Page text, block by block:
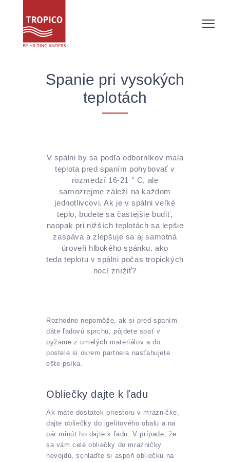
Spanie pri vysokých
teplotách
V spálni by sa podľa odborníkov mala
teplota pred spaním pohybovať v
rozmedzí 16-21 ° C, ale
samozrejme záleží na každom
jednotlivcovi. Ak je v spálni veľké
teplo, budete sa častejšie budiť,
naopak pri nižších teplotách sa lepšie
zaspáva a zlepšuje sa aj samotná
úroveň hlbokého spánku. ako
teda teplotu v spálni počas tropických
nocí znížiť?
Rozhodne nepomôže, ak si pred spaním
dáte ľadovú sprchu, pôjdete spať v
pyžame z umelých materiálov a do
postele si okrem partnera nasťahujete
ešte psíka.
Obliečky dajte k ľadu
Ak máte dostatok priestoru v mrazničke,
dajte obliečky do igelitového obalu a na
pár minút ho dajte k ľadu. V prípade, že
sa vám celé obliečky do mrazničky
nevojdú, schlaďte si aspoň obliečku na